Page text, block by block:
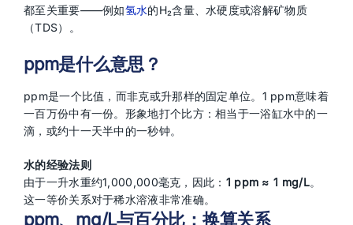
都至关重要——例如氢水的H₂含量、水硬度或溶解矿物质
（TDS）。
ppm是什么意思？
ppm是一个比值，而非克或升那样的固定单位。1 ppm意味着
一百万份中有一份。形象地打个比方：相当于一浴缸水中的一
滴，或约十一天半中的一秒钟。
水的经验法则
由于一升水重约1,000,000毫克，因此： 1 ppm ≈ 1 mg/L。
这一等价关系对于稀水溶液非常准确。
ppm、mg/L与百分比：换算关系